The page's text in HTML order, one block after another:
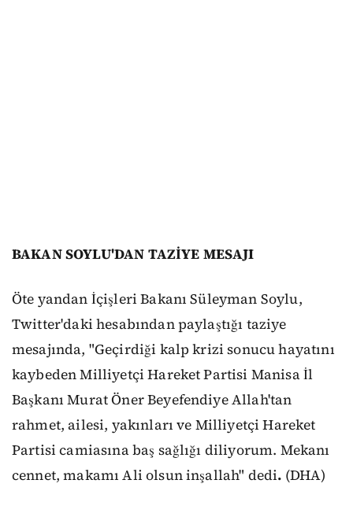
BAKAN SOYLU'DAN TAZİYE MESAJI
Öte yandan İçişleri Bakanı Süleyman Soylu,
Twitter'daki hesabından paylaştığı taziye
mesajında, "Geçirdiği kalp krizi sonucu hayatını
kaybeden Milliyetçi Hareket Partisi Manisa İl
Başkanı Murat Öner Beyefendiye Allah'tan
rahmet, ailesi, yakınları ve Milliyetçi Hareket
Partisi camiasına baş sağlığı diliyorum. Mekanı
cennet, makamı Ali olsun inşallah" dedi. (DHA)